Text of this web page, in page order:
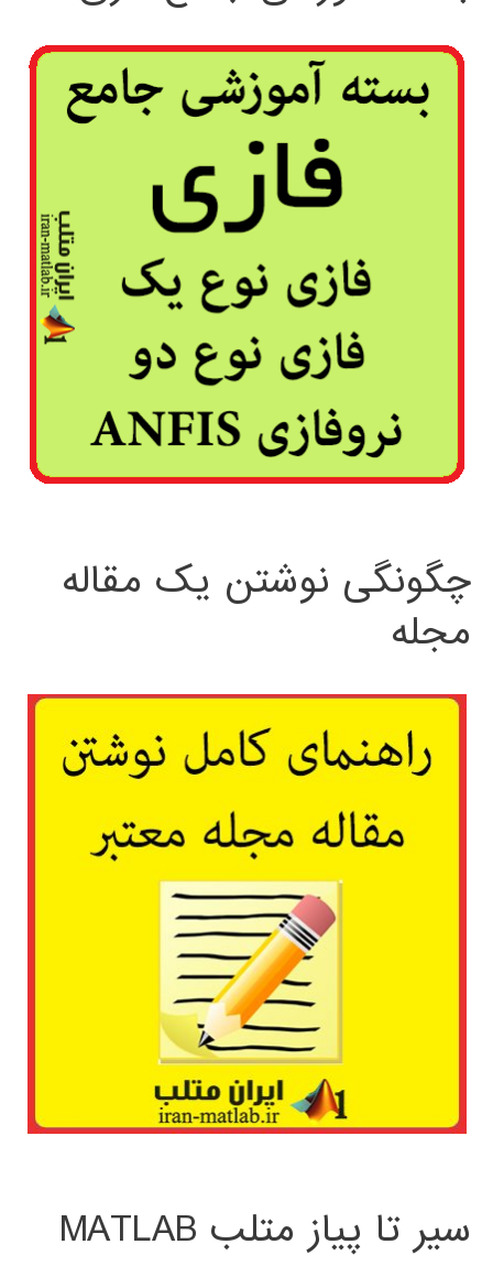
چگونگی نوشتن یک مقاله
مجله
سیر تا پیاز متلب MATLAB